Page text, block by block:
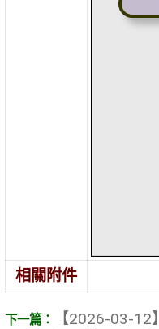
相關附件
【2026-03-12】